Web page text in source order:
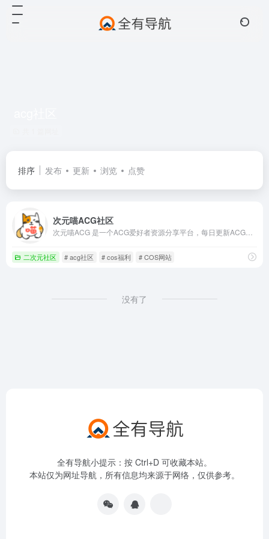
排序 发布 更新 浏览 点赞
次元喵ACG社区
二次元社区 # acg社区 # cos福利 # COS网站
没有了
全有导航小提示：按 Ctrl+D 可收藏本站。
本站仅为网址导航，所有信息均来源于网络，仅供参考。